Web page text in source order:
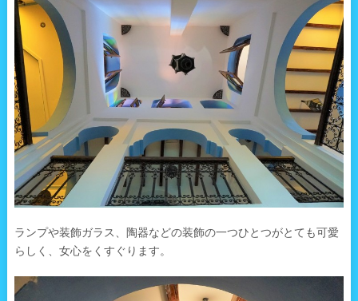
ランプや装飾ガラス、陶器などの装飾の一つひとつがとても可愛
らしく、女心をくすぐります。